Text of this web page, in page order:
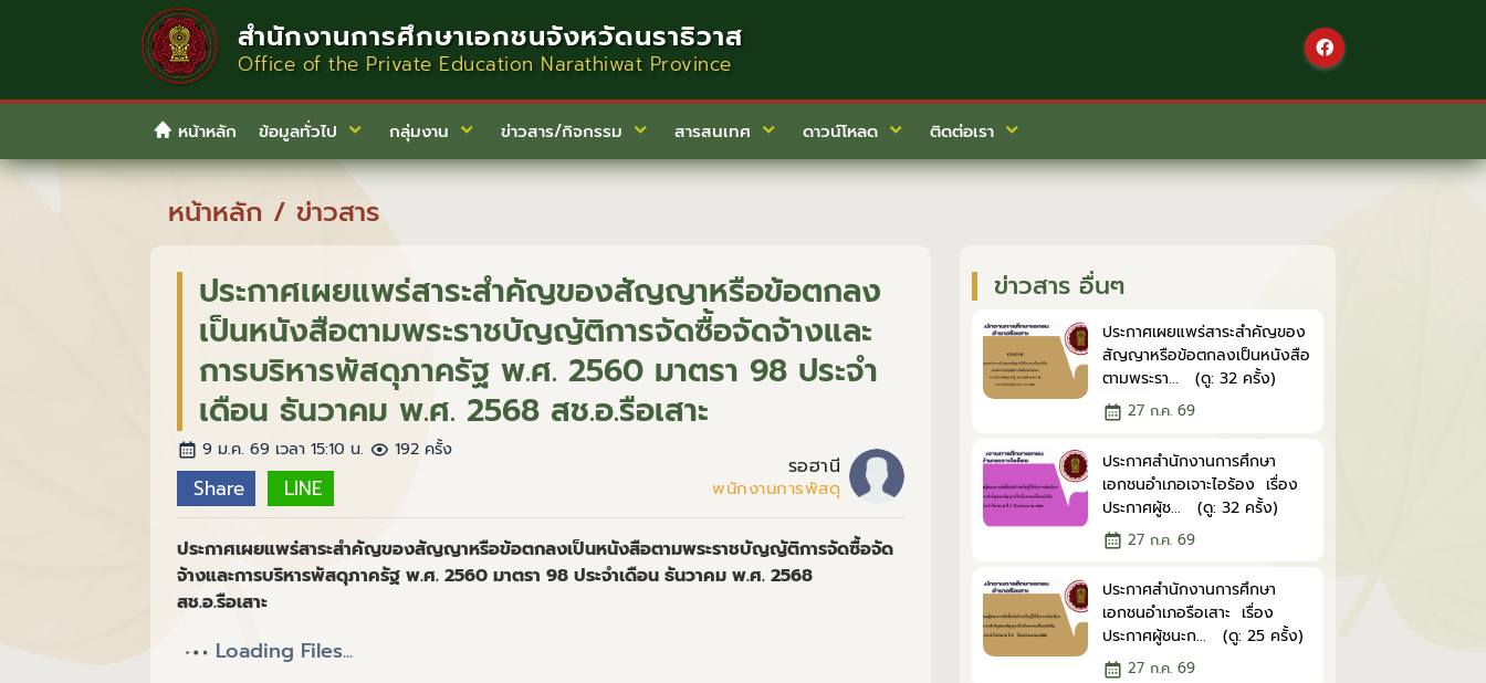
สำนักงานการศึกษาเอกชนจังหวัดนราธิวาส
Office of the Private Education Narathiwat Province
หน้าหลัก ข้อมูลทั่วไป กลุ่มงาน ข่าวสาร/กิจกรรม สารสนเทศ ดาวน์โหลด ติดต่อเรา
หน้าหลัก / ข่าวสาร
ประกาศเผยแพร่สาระสำคัญของสัญญาหรือข้อตกลง
เป็นหนังสือตามพระราชบัญญัติการจัดซื้อจัดจ้างและ
การบริหารพัสดุภาครัฐ พ.ศ. 2560 มาตรา 98 ประจำ
เดือน ธันวาคม พ.ศ. 2568 สช.อ.รือเสาะ
9 ม.ค. 69 เวลา 15:10 น. 192 ครั้ง
Share LINE
รอฮานี
พนักงานการพัสดุ
ประกาศเผยแพร่สาระสำคัญของสัญญาหรือข้อตกลงเป็นหนังสือตามพระราชบัญญัติการจัดซื้อจัด
จ้างและการบริหารพัสดุภาครัฐ พ.ศ. 2560 มาตรา 98 ประจำเดือน ธันวาคม พ.ศ. 2568
สช.อ.รือเสาะ
Loading Files...
ข่าวสาร อื่นๆ
ประกาศเผยแพร่สาระสำคัญของ
สัญญาหรือข้อตกลงเป็นหนังสือ
ตามพระรา... (ดู: 32 ครั้ง)
27 ก.ค. 69
ประกาศสำนักงานการศึกษา
เอกชนอำเภอเจาะไอร้อง เรื่อง
ประกาศผู้ช... (ดู: 32 ครั้ง)
27 ก.ค. 69
ประกาศสำนักงานการศึกษา
เอกชนอำเภอรือเสาะ เรื่อง
ประกาศผู้ชนะก... (ดู: 25 ครั้ง)
27 ก.ค. 69